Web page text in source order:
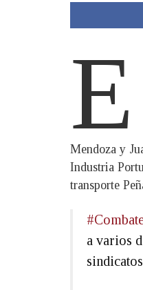
E
Mendoza y
Industria
transporte
a varios